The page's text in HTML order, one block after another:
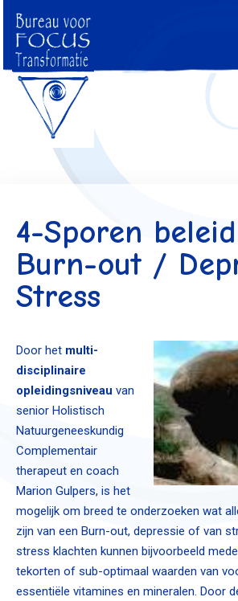
4-Sporen
Burn-out /
Stress
Door het multi-
disciplinaire
opleidingsniveau van
senior Holistisch
Natuurgeneeskundig
Complementair
therapeut en coach
Marion Gulpers, is het
mogelijk om breed te onderzoeken wat
zijn van een Burn-out, depressie of van
stress klachten kunnen bijvoorbeeld
tekorten of sub-optimaal waarden van
essentiële vitamines en mineralen. Door